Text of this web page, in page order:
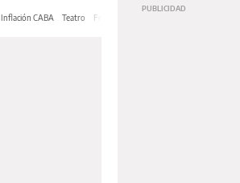
Inflación CABA Teatro Feria de Editores